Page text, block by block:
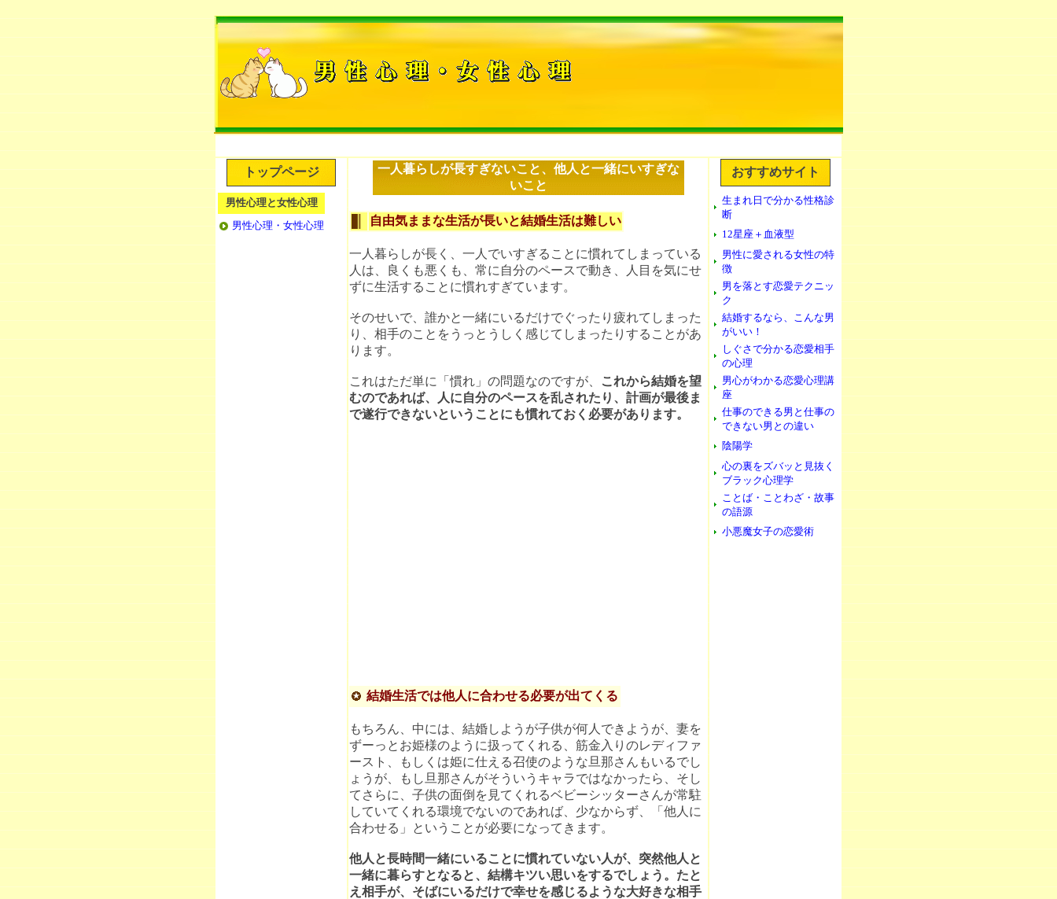
トップページ
男性心理と女性心理
男性心理・女性心理
一人暮らしが長すぎないこと、他人と一緒にいすぎな
いこと
自由気ままな生活が長いと結婚生活は難しい
一人暮らしが長く、一人でいすぎることに慣れてしまっている
人は、良くも悪くも、常に自分のペースで動き、人目を気にせ
ずに生活することに慣れすぎています。
そのせいで、誰かと一緒にいるだけでぐったり疲れてしまった
り、相手のことをうっとうしく感じてしまったりすることがあ
ります。
これはただ単に「慣れ」の問題なのですが、
これから結婚を望
むのであれば、人に自分のペースを乱されたり、計画が最後ま
で遂行できないということにも慣れておく必要があります。
結婚生活では他人に合わせる必要が出てくる
もちろん、中には、結婚しようが子供が何人できようが、妻を
ずーっとお姫様のように扱ってくれる、筋金入りのレディファ
ースト、もしくは姫に仕える召使のような旦那さんもいるでし
ょうが、もし旦那さんがそういうキャラではなかったら、そし
てさらに、子供の面倒を見てくれるベビーシッターさんが常駐
していてくれる環境でないのであれば、少なからず、「他人に
合わせる」ということが必要になってきます。
他人と長時間一緒にいることに慣れていない人が、突然他人と
一緒に暮らすとなると、結構キツい思いをするでしょう。たと
え相手が、そばにいるだけで幸せを感じるような大好きな相手
おすすめサイト
生まれ日で分かる性格診
断
12星座＋血液型
男性に愛される女性の特
徴
男を落とす恋愛テクニッ
ク
結婚するなら、こんな男
がいい！
しぐさで分かる恋愛相手
の心理
男心がわかる恋愛心理講
座
仕事のできる男と仕事の
できない男との違い
陰陽学
心の裏をズバッと見抜く
ブラック心理学
ことば・ことわざ・故事
の語源
小悪魔女子の恋愛術